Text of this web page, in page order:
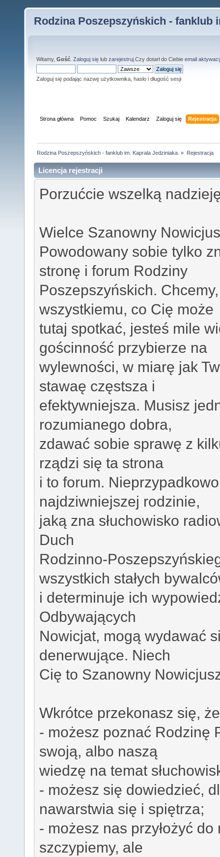
Rodzina Poszepszyńskich - fanklub
Witamy, Gość Zaloguj się lub zarejestruj .Czy dotarł do Ciebie email
Zaloguj się podając nazwę użytkownika, hasło i długość sesji
Strona główna Pomoc Szukaj Kalendarz Zaloguj się Rejestracja
Rodzina Poszepszyńskich - fanklub im. Kaprala Jedziniaka. » Rejestracja
Licencja rejestracji
Porzućcie wszelką
Wielce Szanowny
Powodowany sobie tylko
stronę i forum Rodziny
Poszepszyńskich.
wszystkiemu, co Cię może
tutaj spotkać, jesteś mile
gościnność przybierze na
wylewności, w miarę jak
stawaę częstsza i
efektywniejsza. Musisz
rozumianego dobra,
zdawać sobie sprawę z
rządzi się ta strona
i to forum.
najdziwniejszej rodzinie,
jaką zna słuchowisko
Duch
Rodzinno-
wszystkich stałych
i determinuje ich
Odbywających
Nowicjat, mogą wydawać
denerwujące. Niech
Cię to Szanowny
Wkrótce przekonasz się,
- możesz poznać Rodzinę
swoją, albo naszą
wiedzę na temat
- możesz się dowiedzieć,
nawarstwia się i spiętrza;
- możesz nas przyłożyć
szczypiemy, ale